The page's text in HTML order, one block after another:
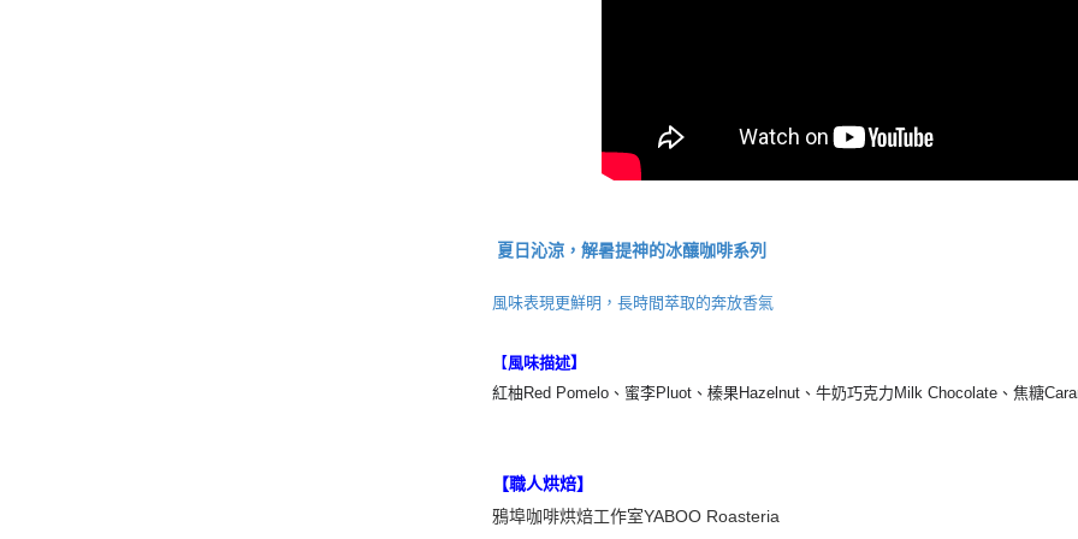
夏日沁涼，解暑提神的冰釀咖啡系列
風味表現更鮮明，長時間萃取的奔放香氣
【風味描述】
紅柚Red Pomelo、蜜李Pluot、榛果Hazelnut、牛奶巧克力Milk Chocolate、焦糖
【職人烘焙】
鴉埠咖啡烘焙工作室YABOO Roasteria